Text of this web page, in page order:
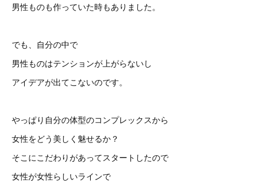
男性ものも作っていた時もありました。
でも、自分の中で
男性ものはテンションが上がらないし
アイデアが出てこないのです。
やっぱり自分の体型のコンプレックスから
女性をどう美しく魅せるか？
そこにこだわりがあってスタートしたので
女性が女性らしいラインで